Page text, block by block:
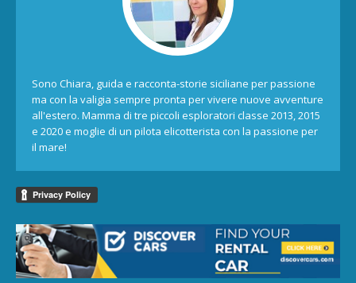
Sono Chiara, guida e racconta-storie siciliane per passione
ma con la valigia sempre pronta per vivere nuove avventure
all'estero. Mamma di tre piccoli esploratori classe 2013, 2015
e 2020 e moglie di un pilota elicotterista con la passione per
il mare!